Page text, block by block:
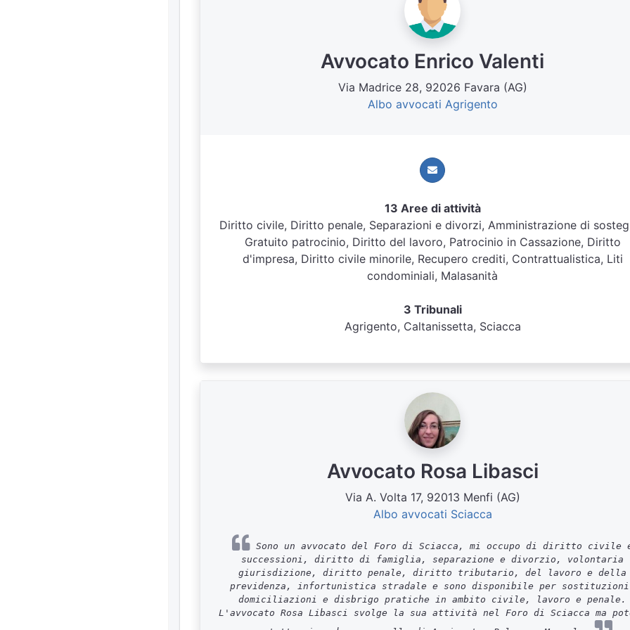
Avvocato Enrico Valenti
Via Madrice 28, 92026 Favara (AG)
Albo avvocati Agrigento
13 Aree di attività
Diritto civile, Diritto penale, Separazioni e divorzi, Amministrazione di
Gratuito patrocinio, Diritto del lavoro, Patrocinio in Cassazione, Diritto
d'impresa, Diritto civile minorile, Recupero crediti, Contrattualistica, Liti
condominiali, Malasanità
3 Tribunali
Agrigento, Caltanissetta, Sciacca
Avvocato Rosa Libasci
Via A. Volta 17, 92013 Menfi (AG)
Albo avvocati Sciacca
Sono un avvocato del Foro di Sciacca, mi occupo di diritto civile
successioni, diritto di famiglia, separazione e divorzio, volontaria
giurisdizione, diritto penale, diritto tributario, del lavoro e della
previdenza, infortunistica stradale e sono disponibile per
domiciliazioni e disbrigo pratiche in ambito civile, lavoro e penale.
L'avvocato Rosa Libasci svolge la sua attività nel Foro di Sciacca ma